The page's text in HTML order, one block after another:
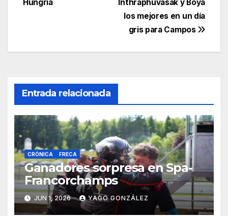
Inthraphuvasak y Boya
los mejores en un día
gris para Campos
Hungría
Entrada relacionada
CRÓNICA FRECA
Ganadores sorpresa en Spa-
Francorchamps
JUN 1, 2026 YAGO GONZÁLEZ